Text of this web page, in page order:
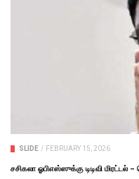
SLIDE / FEBRUARY 15, 2026
சசிகலா ஓபிஎஸ்ஸுக்கு டிடிவி